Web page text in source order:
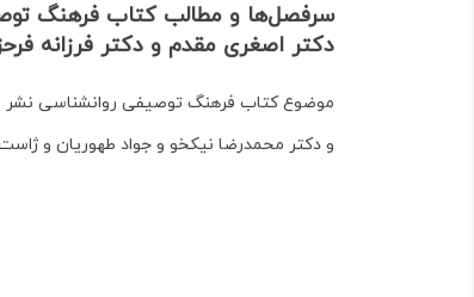
سرفصل‌ها و مطالب کتاب فرهنگ
دکتر اصغری مقدم و دکتر فرزانه
موضوع کتاب فرهنگ توصیفی روانشناسی نشر
و دکتر محمدرضا نیکخو و جواد طهوریان و